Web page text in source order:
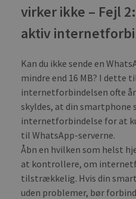
virker ikke – Fejl
aktiv
Kan du ikke sende en
mindre end 16 MB? I dette
internetforbindelsen ofte
skyldes, at din smartphone
internetforbindelse for at
til WhatsApp-serverne.
Åbn en hvilken som helst
at kontrollere, om
tilstrækkelig. Hvis din
uden problemer, bør